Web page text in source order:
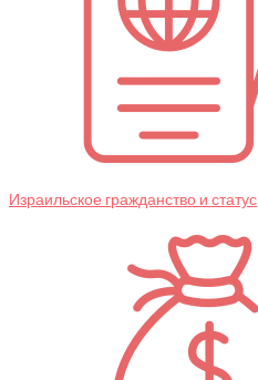
Израильское гражданство и статус